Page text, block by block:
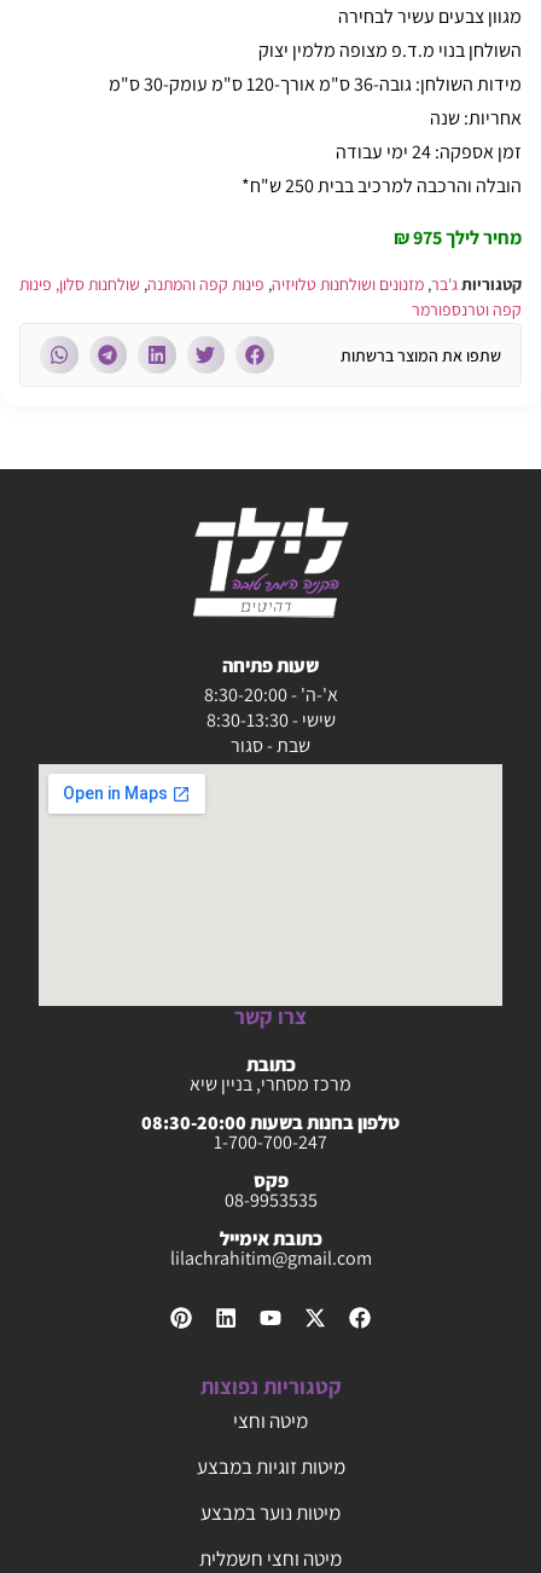
מגוון צבעים עשיר לבחירה
השולחן בנוי מ.ד.פ מצופה מלמין יצוק
מידות השולחן: גובה-36 ס"מ אורך-120 ס"מ עומק-30 ס"מ
אחריות: שנה
זמן אספקה: 24 ימי עבודה
הובלה והרכבה למרכיב בבית 250 ש"ח*
מחיר לילך 975 ₪
קטגוריותג'בר, מזנונים ושולחנות טלויזיה, פינות קפה והמתנה, שולחנות סלון, פינות
קפה וטרנספורמר
שתפו את המוצר ברשתות
שעות פתיחה
א'-ה' - 8:30-20:00
שישי - 8:30-13:30
שבת - סגור
צרו קשר
כתובת
מרכז מסחרי, בניין שיא
טלפון בחנות בשעות 08:30-20:00
1-700-700-247
פקס
08-9953535
כתובת אימייל
lilachrahitim@gmail.com
קטגוריות נפוצות
מיטה וחצי
מיטות זוגיות במבצע
מיטות נוער במבצע
מיטה וחצי חשמלית